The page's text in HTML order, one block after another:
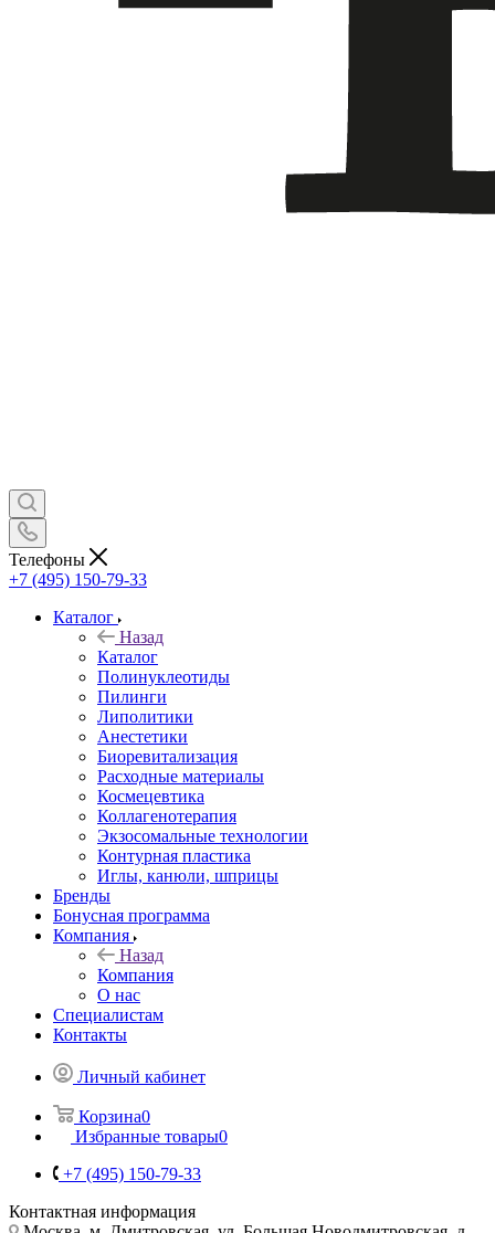
Телефоны
+7 (495) 150-79-33
Каталог
Назад
Каталог
Полинуклеотиды
Пилинги
Липолитики
Анестетики
Биоревитализация
Расходные материалы
Космецевтика
Коллагенотерапия
Экзосомальные технологии
Контурная пластика
Иглы, канюли, шприцы
Бренды
Бонусная программа
Компания
Назад
Компания
О нас
Специалистам
Контакты
Личный кабинет
Корзина0
Избранные товары0
+7 (495) 150-79-33
Контактная информация